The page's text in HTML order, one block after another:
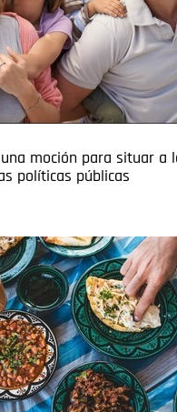
una moción para situar a
políticas públicas